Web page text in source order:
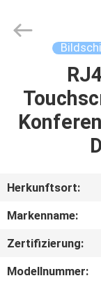
HAUSE
PRODUKTE
ÜBER
UNS
Interactive
Technology
Herkunftsort:
Markenname:
Zertifizierung:
Modellnummer: